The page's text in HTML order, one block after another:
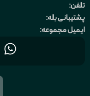
تلفن:
پشتیبانی بله:
ایمیل مجموعه: